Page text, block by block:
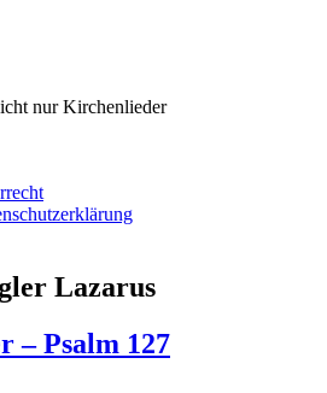
nur Kirchenlieder
Lazarus
– Psalm 127